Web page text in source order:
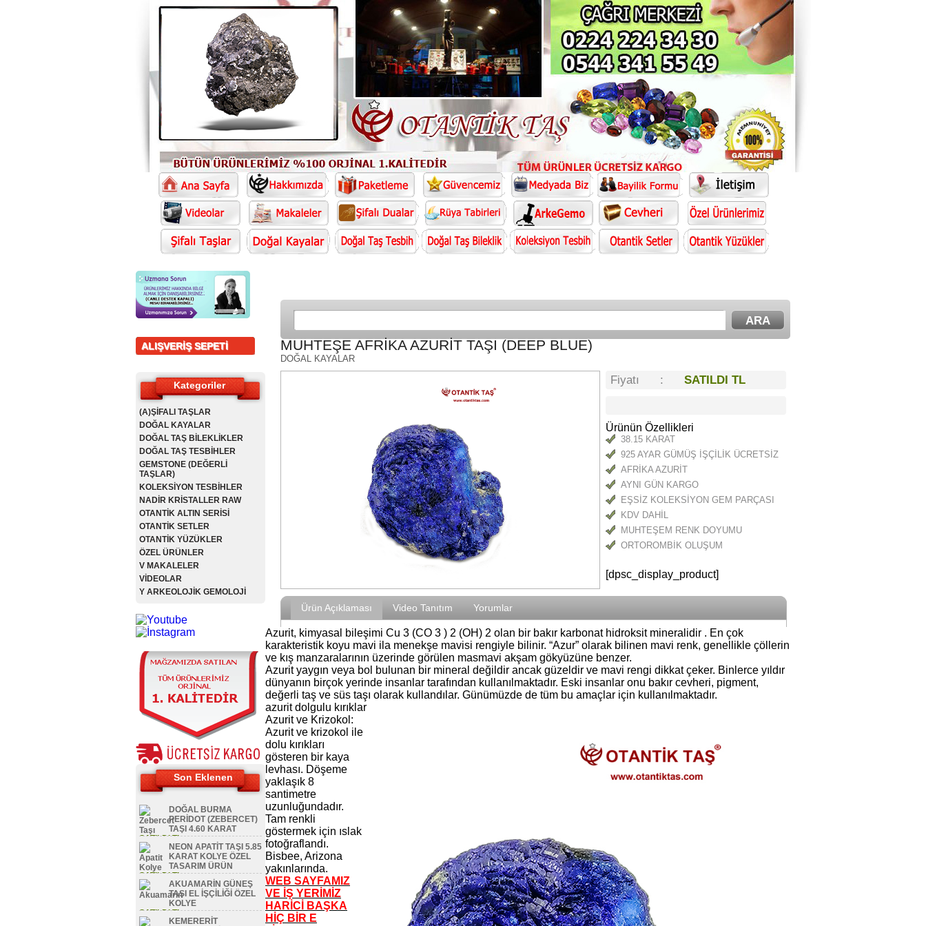
ALIŞVERİŞ SEPETİ
Kategoriler
(A)ŞİFALI TAŞLAR
DOĞAL KAYALAR
DOĞAL TAŞ BİLEKLİKLER
DOĞAL TAŞ TESBİHLER
GEMSTONE (DEĞERLİ
TAŞLAR)
KOLEKSİYON TESBİHLER
NADİR KRİSTALLER RAW
OTANTİK ALTIN SERİSİ
OTANTİK SETLER
OTANTİK YÜZÜKLER
ÖZEL ÜRÜNLER
V MAKALELER
VİDEOLAR
Y ARKEOLOJİK GEMOLOJİ
Son Eklenen
DOĞAL BURMA
PERİDOT (ZEBERCET)
TAŞI 4.60 KARAT
SATILDI TL
NEON APATİT TAŞI 5.85
KARAT KOLYE ÖZEL
TASARIM ÜRÜN
SATILDI TL
AKUAMARİN GÜNEŞ
TAŞI EL İŞÇİLİĞİ ÖZEL
KOLYE
SATILDI TL
KEMERERİT
MUHTEŞE AFRİKA AZURİT TAŞI (DEEP BLUE)
DOĞAL KAYALAR
Fiyatı : SATILDI TL
Ürünün Özellikleri
38.15 KARAT
925 AYAR GÜMÜŞ İŞÇİLİK ÜCRETSİZ
AFRİKA AZURİT
AYNI GÜN KARGO
EŞSİZ KOLEKSİYON GEM PARÇASI
KDV DAHİL
MUHTEŞEM RENK DOYUMU
ORTOROMBİK OLUŞUM
[dpsc_display_product]
Ürün Açıklaması Video Tanıtım Yorumlar
Azurit, kimyasal bileşimi Cu 3 (CO 3 ) 2 (OH) 2 olan bir bakır karbonat hidroksit mineralidir . En çok
karakteristik koyu mavi ila menekşe mavisi rengiyle bilinir. “Azur” olarak bilinen mavi renk, genellikle çöllerin
ve kış manzaralarının üzerinde görülen masmavi akşam gökyüzüne benzer.
Azurit yaygın veya bol bulunan bir mineral değildir ancak güzeldir ve mavi rengi dikkat çeker. Binlerce yıldır
dünyanın birçok yerinde insanlar tarafından kullanılmaktadır. Eski insanlar onu bakır cevheri, pigment,
değerli taş ve süs taşı olarak kullandılar. Günümüzde de tüm bu amaçlar için kullanılmaktadır.
azurit dolgulu kırıklar
Azurit ve Krizokol:
Azurit ve krizokol ile
dolu kırıkları
gösteren bir kaya
levhası. Döşeme
yaklaşık 8
santimetre
uzunluğundadır.
Tam renkli
göstermek için ıslak
fotoğraflandı.
Bisbee, Arizona
yakınlarında.
WEB SAYFAMIZ
VE İŞ YERİMİZ
HARİCİ BAŞKA
HİÇ BİR E